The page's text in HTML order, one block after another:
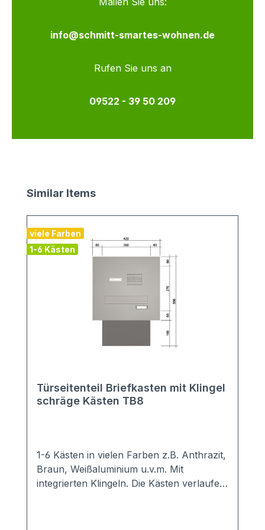
info@schmitt-smartes-wohnen.de
Rufen Sie uns an
09522 - 39 50 209
Produktgalerie überspringen
Similar Items
viele Farben
1-6 Kästen
Türseitenteil Briefkasten mit Klingel
schräge Kästen TB8
1-6 Kästen in vielen Farben z.B. Anthrazit,
Braun, Weißaluminium u.v.m. Mit
integrierten Klingeln. Die Kästen verlaufen